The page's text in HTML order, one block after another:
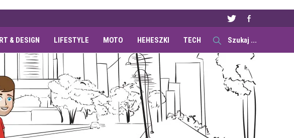
& DESIGN LIFESTYLE MOTO HEHESZKI TECH